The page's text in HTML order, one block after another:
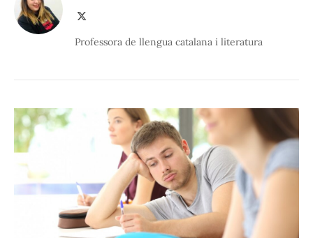
Professora de llengua catalana i literatura